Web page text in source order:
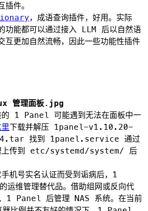
件。
，成语查询插件，好用。实际
功能都可以通过接入 LLM 后以自然语
互更加自然流畅，因此一些功能性插件
管理面板.jpg
的 1 Panel 可能遇到无法在面板中一
下载并解压 1panel-v1.10.20-
找到 1panel.service 通过
传到 etc/systemd/system/ 后
机号实名认证而受到诟病后，1
维管理替代品。借助组网或反向代
1 Panel 后管理 NAS 系统。在当前